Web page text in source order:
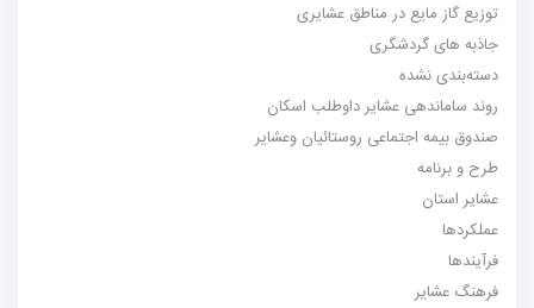
توزیع گاز مایع در مناطق عشایری
جاذبه های گردشگری
دسته‌بندی نشده
روند ساماندهی عشایر داوطلب اسکان
صندوق بیمه اجتماعی روستائیان وعشایر
طرح و برنامه
عشایر استان
عملکردها
فرآیندها
فرهنگ عشایر